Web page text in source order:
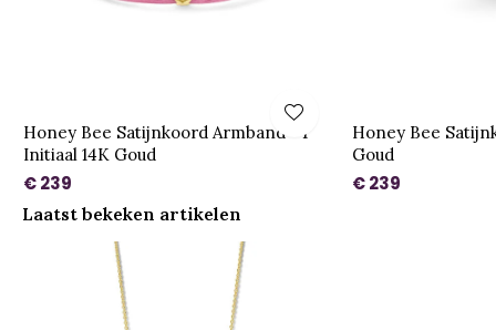
Honey Bee Satijnkoord Armband - 1
Initiaal 14K Goud
€ 239
Honey Bee
Goud
€ 239
Laatst bekeken artikelen